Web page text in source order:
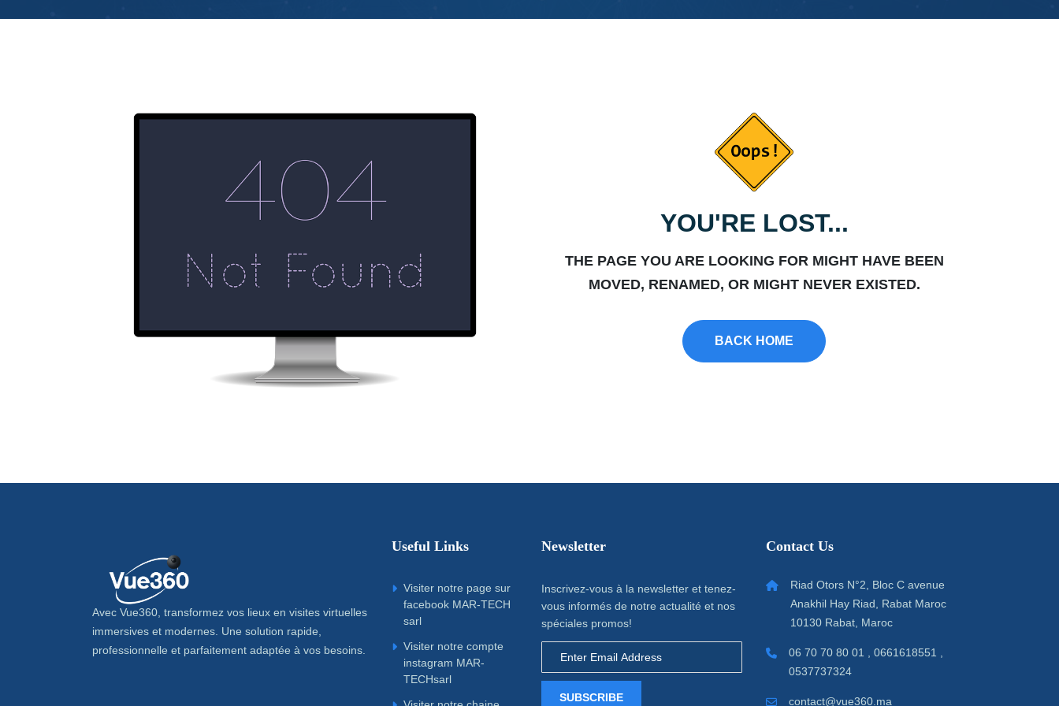
YOU'RE LOST...
THE PAGE YOU ARE LOOKING FOR MIGHT HAVE BEEN
MOVED, RENAMED, OR MIGHT NEVER EXISTED.
BACK HOME
Avec Vue360, transformez vos lieux en visites virtuelles
immersives et modernes. Une solution rapide,
professionnelle et parfaitement adaptée à vos besoins.
Useful Links
Visiter notre page sur
facebook MAR-TECH
sarl
Visiter notre compte
instagram MAR-
TECHsarl
Newsletter
Inscrivez-vous à la newsletter et tenez-
vous informés de notre actualité et nos
spéciales promos!
SUBSCRIBE
Contact Us
Riad Otors N°2, Bloc C avenue
Anakhil Hay Riad, Rabat Maroc
10130 Rabat, Maroc
06 70 70 80 01 , 0661618551 ,
0537737324
contact@vue360.ma